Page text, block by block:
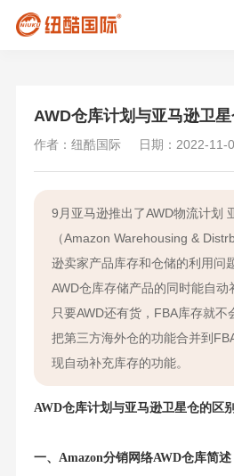
AWD仓库计划与亚马逊卫星
作者：纽酷国际 日期：2022-11-
9月亚马逊推出了AWD物流计划
（Amazon Warehousing &
逊卖家产品库存和仓储的利用问
AWD仓库存储产品的同时能自动
只要AWD还有货，FBA库存就不
把第三方海外仓的功能合并到
现自动补充库存的功能。
AWD仓库计划与亚马逊卫星仓的区别
一、Amazon分销网络AWD仓库简述